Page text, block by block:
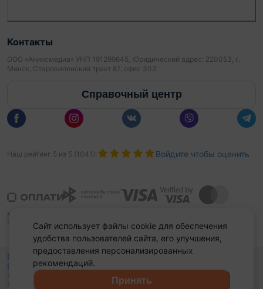
Контакты
ООО «Аниксмедиа» УНП 191299645, Юридический адрес: 220053, г.
Минск, Старовиленский тракт 87, офис 303
Справочный центр
Наш рейтинг 5 из 5 1041 ): Войдите чтобы оценить
Политика конфиденциальности,
Политика обработки файлов куки
© 2015 - 2026, Domovita.by. Копирование материалов допускается
только при наличии активной ссылки.
Сайт использует файлы cookie для обеспечения
удобства пользователей сайта, его улучшения,
предоставления персонализированных
рекомендаций.
Принять